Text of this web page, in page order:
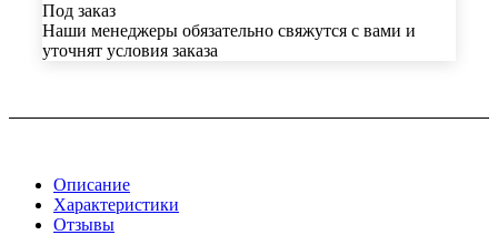
Под заказ
Наши менеджеры обязательно свяжутся с вами и
уточнят условия заказа
Описание
Характеристики
Отзывы